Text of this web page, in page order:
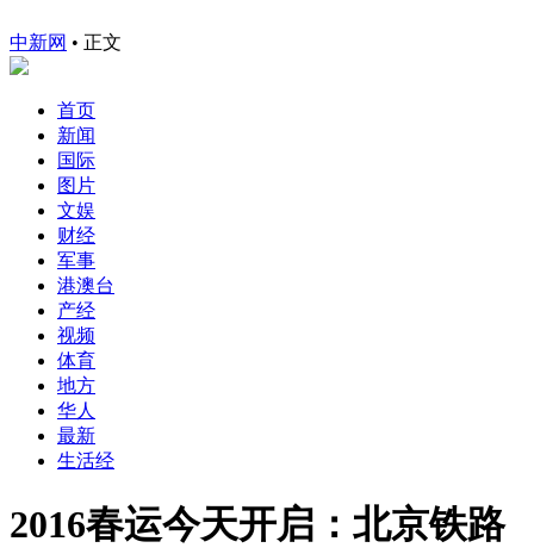
中新网 • 正文
首页
新闻
国际
图片
文娱
财经
军事
港澳台
产经
视频
体育
地方
华人
最新
生活经
2016春运今天开启：北京铁路